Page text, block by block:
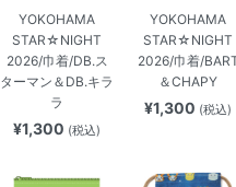
YOKOHAMA
STAR☆NIGHT
2026/巾着/DB.ス
ターマン＆DB.キラ
ラ
¥1,300 (税込)
YOKOHAMA
STAR☆NIGHT
2026/巾着/
＆CHAPY
¥1,300 (税込)